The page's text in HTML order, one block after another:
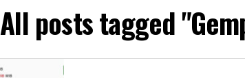
All posts tagged